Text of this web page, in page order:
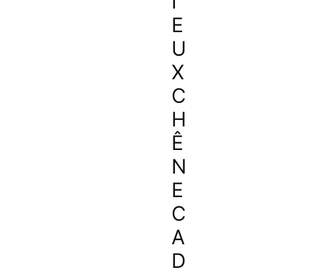
E
U
X
C
H
Ê
N
E
C
A
D